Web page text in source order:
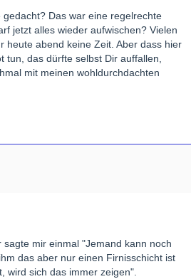
Das war eine regelrechte
jetzt alles wieder aufwischen? Vielen
heute abend keine Zeit. Aber dass hier
tun, das dürfte selbst Dir auffallen,
mit meinen wohldurchdachten
mir einmal "Jemand kann noch
das aber nur einen Firnisschicht ist
wird sich das immer zeigen".